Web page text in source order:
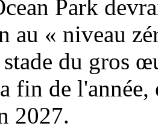
Park
au « niveau
du gros
fin de
2027.